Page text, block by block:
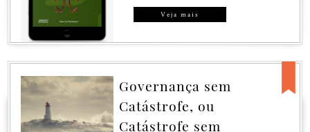
Veja mais
Governança sem
Catástrofe, ou
Catástrofe sem